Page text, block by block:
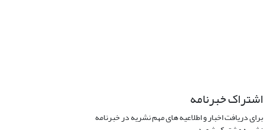
اشتراک خبرنامه
برای دریافت اخبار و اطلاعیه های مهم نشریه در خبرنامه